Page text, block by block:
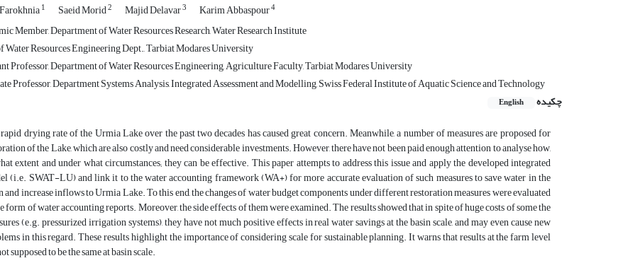
1 Saeid Morid2 Majid Delavar3 Karim Abbaspour4
Member, Department of Water Resources Research, Water Research Institute
Water Resources Engineering Dept., Tarbiat Modares University
Professor, Department of Water Resources Engineering, Agriculture Faculty, Tarbiat Modares University
Professor, Department Systems Analysis, Integrated Assessment and Modelling, Swiss Federal Institute of Aquatic Science and Technology
چکیده
English
drying rate of the Urmia Lake over the past two decades has caused great concern. Meanwhile, a number of measures are proposed for
of the Lake, which are also costly and need considerable investments. However, there have not been paid enough attention to analyse how,
extent and under what circumstances; they can be effective. This paper attempts to address this issue and apply the developed integrated
(i.e. SWAT-LU) and link it to the water accounting framework (WA+) for more accurate evaluation of such measures to save water in the
and increase inflows to Urmia Lake. To this end, the changes of water budget components under different restoration measures were evaluated
form of water accounting reports. Moreover, the side effects of them were examined. The results showed that in spite of huge costs of some the
(e.g. pressurized irrigation systems), they have not much positive effects in real water savings at the basin scale, and may even cause new
in this regard. These results highlight the importance of considering scale for sustainable planning. It warns that results at the farm level
supposed to be the same at basin scale.